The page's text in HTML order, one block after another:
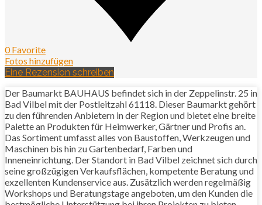
0 Favorite
Fotos hinzufügen
Eine Rezension schreiben
Der Baumarkt BAUHAUS befindet sich in der Zeppelinstr. 25 in
Bad Vilbel mit der Postleitzahl 61118. Dieser Baumarkt gehört
zu den führenden Anbietern in der Region und bietet eine breite
Palette an Produkten für Heimwerker, Gärtner und Profis an.
Das Sortiment umfasst alles von Baustoffen, Werkzeugen und
Maschinen bis hin zu Gartenbedarf, Farben und
Inneneinrichtung. Der Standort in Bad Vilbel zeichnet sich durch
seine großzügigen Verkaufsflächen, kompetente Beratung und
exzellenten Kundenservice aus. Zusätzlich werden regelmäßig
Workshops und Beratungstage angeboten, um den Kunden die